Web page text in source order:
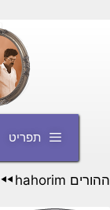
תפריט
ההורים hahorim ◄◄